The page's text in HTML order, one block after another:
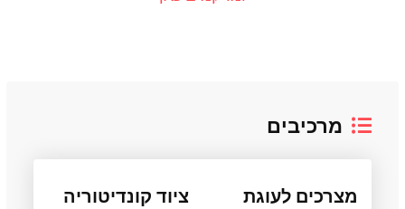
מרכיבים
מצרכים לעוגת
ציוד קונדיטוריה